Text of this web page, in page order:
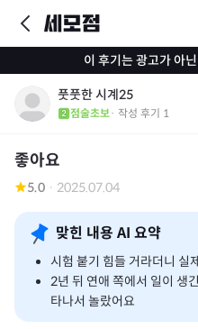
이 후기는 광고가 아닌
풋풋한 시계25
점술초보· 작성 후기 1
좋아요
5.0 · 2025.07.04
맞힌 내용 AI 요약
시험 붙기 힘들 거라더니 실
2년 뒤 연애 쪽에서 일이 생
타나서 놀랐어요